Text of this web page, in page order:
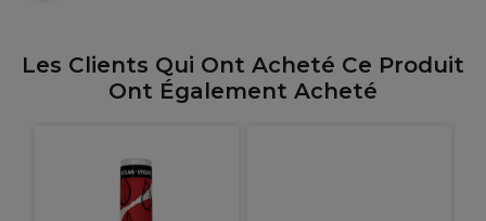
Les Clients Qui Ont Acheté Ce Produit
Ont Également Acheté